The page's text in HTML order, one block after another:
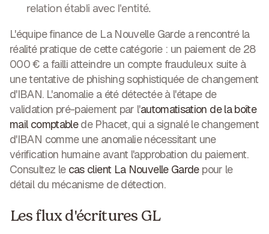
relation établi avec l'entité.
L'équipe finance de La Nouvelle Garde a rencontré la
réalité pratique de cette catégorie : un paiement de 28
000 € a failli atteindre un compte frauduleux suite à
une tentative de phishing sophistiquée de changement
d'IBAN. L'anomalie a été détectée à l'étape de
validation pré-paiement par l'automatisation de la boîte
mail comptablede Phacet, qui a signalé le changement
d'IBAN comme une anomalie nécessitant une
vérification humaine avant l'approbation du paiement.
Consultez le cas client La Nouvelle Gardepour le
détail du mécanisme de détection.
Les flux d'écritures GL